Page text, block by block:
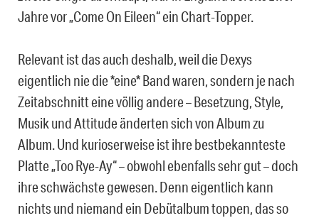
Jahre vor „Come On Eileen“ ein Chart-Topper.
Relevant ist das auch deshalb, weil die Dexys
eigentlich nie die *eine* Band waren, sondern je nach
Zeitabschnitt eine völlig andere – Besetzung, Style,
Musik und Attitude änderten sich von Album zu
Album. Und kurioserweise ist ihre bestbekannteste
Platte „Too Rye-Ay“ – obwohl ebenfalls sehr gut – doch
ihre schwächste gewesen. Denn eigentlich kann
nichts und niemand ein Debütalbum toppen, das so